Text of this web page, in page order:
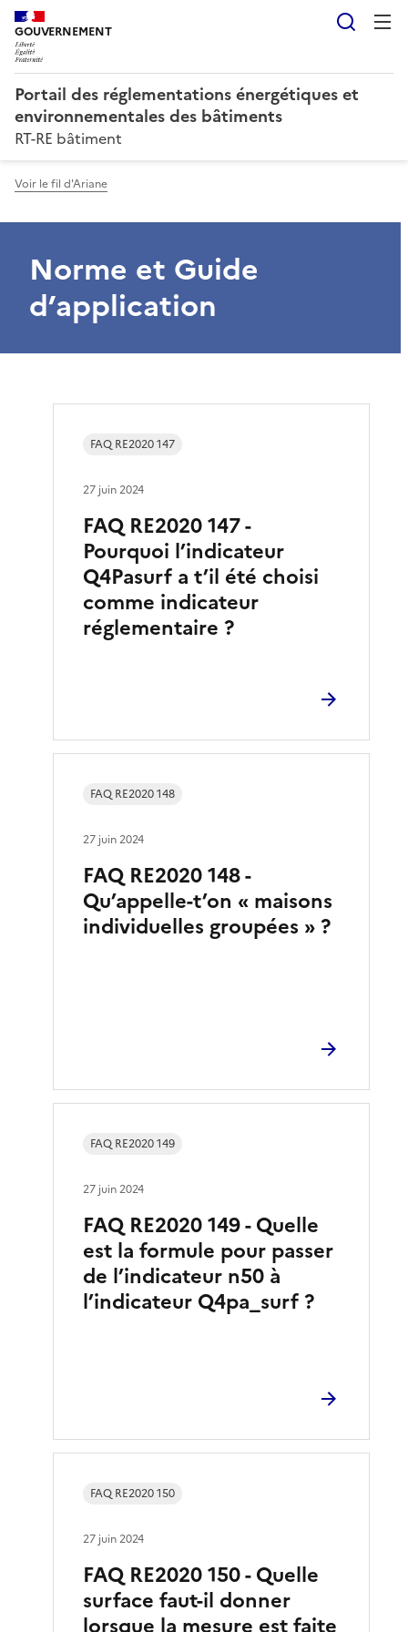
GOUVERNEMENT
Portail des réglementations énergétiques et
environnementales des bâtiments
RT-RE bâtiment
Voir le fil d'Ariane
Norme et Guide
d’application
FAQ RE2020 147 -
Pourquoi l’indicateur
Q4Pasurf a t’il été choisi
comme indicateur
réglementaire ?
FAQ RE2020 147
27 juin 2024
FAQ RE2020 148 -
Qu’appelle-t’on « maisons
individuelles groupées » ?
FAQ RE2020 148
27 juin 2024
FAQ RE2020 149 - Quelle
est la formule pour passer
de l’indicateur n50 à
l’indicateur Q4pa_surf ?
FAQ RE2020 149
27 juin 2024
FAQ RE2020 150 - Quelle
surface faut-il donner
lorsque la mesure est faite
FAQ RE2020 150
27 juin 2024